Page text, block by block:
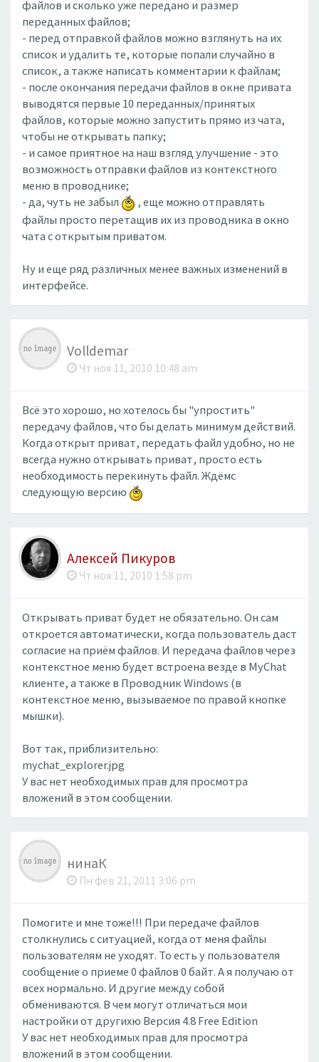
файлов и сколько уже передано и размер
переданных файлов;
- перед отправкой файлов можно взглянуть на их
список и удалить те, которые попали случайно в
список, а также написать комментарии к файлам;
- после окончания передачи файлов в окне привата
выводятся первые 10 переданных/принятых
файлов, которые можно запустить прямо из чата,
чтобы не открывать папку;
- и самое приятное на наш взгляд улучшение - это
возможность отправки файлов из контекстного
меню в проводнике;
- да, чуть не забыл
, еще можно отправлять
файлы просто перетащив их из проводника в окно
чата с открытым приватом.
Ну и еще ряд различных менее важных изменений в
интерфейсе.
Volldemar
Чт ноя 11, 2010 10:48 am
Всё это хорошо, но хотелось бы "упростить"
передачу файлов, что бы делать минимум действий.
Когда открыт приват, передать файл удобно, но не
всегда нужно открывать приват, просто есть
необходимость перекинуть файл. Ждёмс
следующую версию
Алексей Пикуров
Чт ноя 11, 2010 1:58 pm
Открывать приват будет не обязательно. Он сам
откроется автоматически, когда пользователь даст
согласие на приём файлов. И передача файлов через
контекстное меню будет встроена везде в MyChat
клиенте, а также в Проводник Windows (в
контекстное меню, вызываемое по правой кнопке
мышки).
Вот так, приблизительно:
mychat_explorer.jpg
У вас нет необходимых прав для просмотра
вложений в этом сообщении.
нинаК
Пн фев 21, 2011 3:06 pm
Помогите и мне тоже!!! При передаче файлов
столкнулись с ситуацией, когда от меня файлы
пользователям не уходят. То есть у пользователя
сообщение о приеме 0 файлов 0 байт. А я получаю от
всех нормально. И другие между собой
обмениваются. В чем могут отличаться мои
настройки от другихю Версия 4.8 Free Edition
У вас нет необходимых прав для просмотра
вложений в этом сообщении.